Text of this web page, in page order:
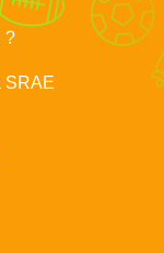
?
SRAE